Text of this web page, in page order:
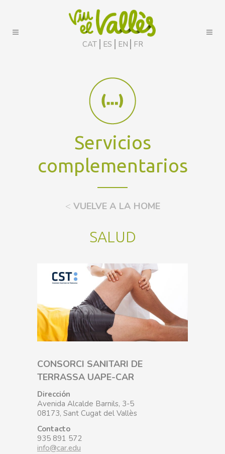
CAT ES EN FR
Servicios
complementarios
< VUELVE A LA HOME
SALUD
CONSORCI SANITARI DE
TERRASSA UAPE-CAR
Dirección
Avenida Alcalde Barnils, 3-5
08173, Sant Cugat del Vallès
Contacto
935 891 572
info@car.edu